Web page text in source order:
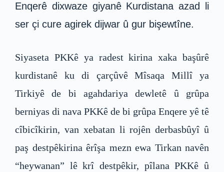
Enqerê dixwaze giyanê Kurdistana azad li
ser çi cure agirek dijwar û gur bişewtîne.
Siyaseta PKKê ya radest kirina xaka başûrê
kurdistanê ku di çarçûvê Mîsaqa Millî ya
Tirkiyê de bi agahdariya dewletê û grûpa
berniyas di nava PKKê de bi grûpa Enqere yê tê
cîbicîkirin, van xebatan li rojên derbasbûyî û
paş destpêkirina êrîşa mezn ewa Tirkan navên
“heywanan” lê krî destpêkir, pîlana PKKê û